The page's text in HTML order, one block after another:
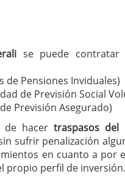
se puede
de Pensiones Inviduales)
de Previsión Social
Previsión Asegurado)
de hacertraspasos del
sin sufrir penalización
en cuanto a por
propio perfil de inversión.